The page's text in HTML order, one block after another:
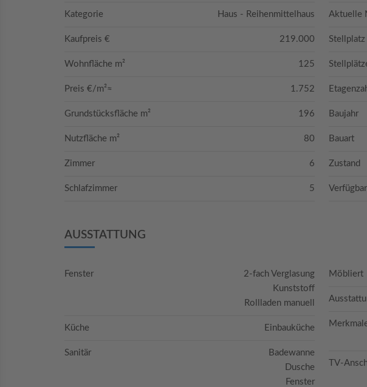
Kategorie Haus - Reihenmittelhaus
Kaufpreis € 219.000
Wohnfläche m² 125
Preis €/m²≈ 1.752
Grundstücksfläche m² 196
Nutzfläche m² 80
Zimmer 6
Schlafzimmer 5
Aktuelle
Stellplatz
Baujahr
Bauart
Zustand
AUSSTATTUNG
Fenster
2-fach Verglasung
Kunststoff
Rollladen manuell
Küche Einbauküche
Sanitär
Badewanne
Dusche
Fenster
Möbliert
TV-